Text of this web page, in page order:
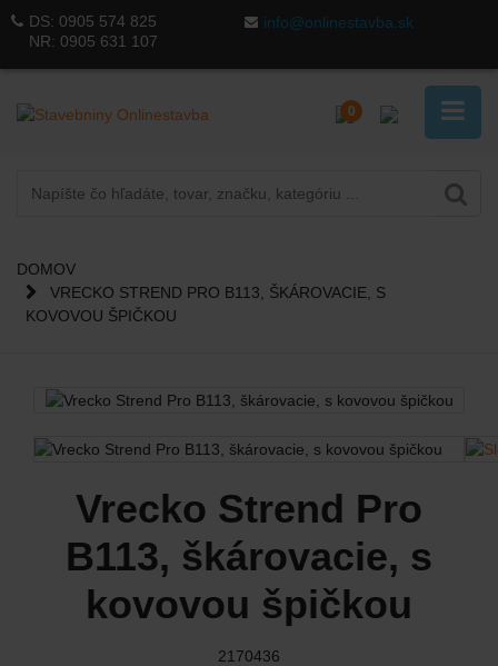
DS: 0905 574 825
NR: 0905 631 107
info@onlinestavba.sk
0
DOMOV
VRECKO STREND PRO B113, ŠKÁROVACIE, S
KOVOVOU ŠPIČKOU
Vrecko Strend Pro
B113, škárovacie, s
kovovou špičkou
2170436